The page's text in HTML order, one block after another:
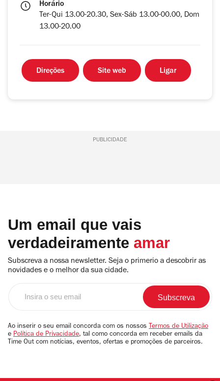
Horário
Ter-Qui 13.00-20.30, Sex-Sáb 13.00-00.00, Dom
13.00-20.00
Direções Site web Ligar
PUBLICIDADE
Um email que vais
verdadeiramente amar
Subscreva a nossa newsletter. Seja o primerio a descobrir as
novidades e o melhor da sua cidade.
email
Ao inserir o seu email concorda com os nossos Termos de Utilização
e Política de Privacidade, tal como concorda em receber emails da
Time Out com notícias, eventos, ofertas e promoções de parceiros.